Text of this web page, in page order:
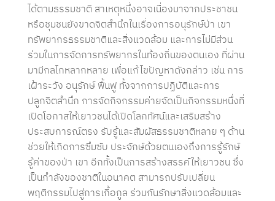
ได้ตามธรรมชาติ สาเหตุหนึ่งอาจเนื่องมาจากประชาชน
หรือชุมชนยังขาดจิตสำนึกในเรื่องการอนุรักษ์ป่า เขา
ทรัพยากรธรรมชาติและสิ่งแวดล้อม และการไม่มีส่วน
ร่วมในการจัดการทรัพยากรในท้องถิ่นของตนเอง ที่ผ่าน
มามีกลไกหลากหลาย เพื่อแก้ไขปัญหาดังกล่าว เช่น การ
เฝ้าระวัง อนุรักษ์ ฟื้นฟู ทั้งจากการปฏิบัติและการ
ปลูกจิตสำนึก การจัดกิจกรรมค่ายจัดเป็นกิจกรรมหนึ่งที่
เปิดโอกาสให้เยาวชนได้เปิดโลกทัศน์และเสริมสร้าง
ประสบการณ์ตรง รับรู้และสัมผัสธรรมชาติหลาย ๆ ด้าน
ช่วยให้เกิดการซึมซับ ประจักษ์ด้วยตนเองถึงการรู้รักษ์
รู้ค่าของป่า เขา อีกทั้งเป็นการสร้างสรรค์ให้เยาวชน ซึ่ง
เป็นกำลังของชาติในอนาคต สามารถปรับเปลี่ยน
พฤติกรรมไปสู่การเกื้อกูล ร่วมกันรักษาสิ่งแวดล้อมและ